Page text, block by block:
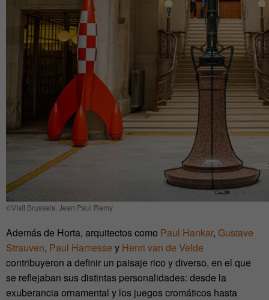
©Visit Brussels. Jean Paul Remy
Además de Horta, arquitectos como Paul Hankar, Gustave
Strauven, Paul Hamesse y Henri van de Velde
contribuyeron a definir un paisaje rico y diverso, en el que
se reflejaban sus distintas personalidades: desde la
exuberancia ornamental y los juegos cromáticos hasta